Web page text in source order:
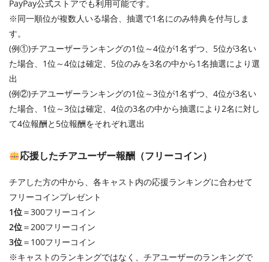
PayPay公式ストアでも利用可能です。
※同一順位が複数人いる場合、抽選で1名にのみ特典を付与しま
す。
(例①)チアユーザーランキングの1位～4位が1名ずつ、5位が3名い
た場合、1位～4位は確定、5位のみを3名の中から1名抽選により選
出
(例②)チアユーザーランキングの1位～3位が1名ずつ、4位が3名い
た場合、1位～3位は確定、4位の3名の中から抽選により2名に対し
て4位報酬と5位報酬をそれぞれ選出
応援したチアユーザー報酬（フリーコイン）
チアした方の中から、各キャスト内の応援ランキングに合わせて
フリーコインプレゼント
1位＝300フリーコイン
2位＝200フリーコイン
3位＝100フリーコイン
※キャストのランキングではなく、チアユーザーのランキングで